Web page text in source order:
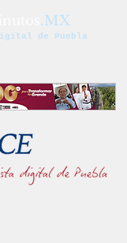
.MX
de Puebla